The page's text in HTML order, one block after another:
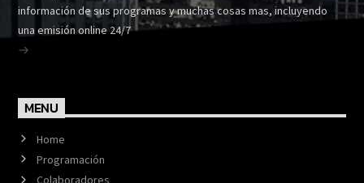
información de sus programas y muchas cosas mas, incluyendo
una emisión online 24/7
MENU
Home
Programación
Colaboradores